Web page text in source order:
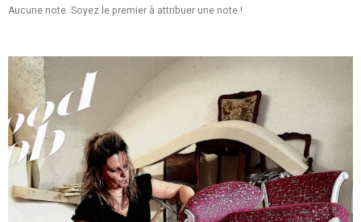
Aucune note. Soyez le premier à attribuer une note !